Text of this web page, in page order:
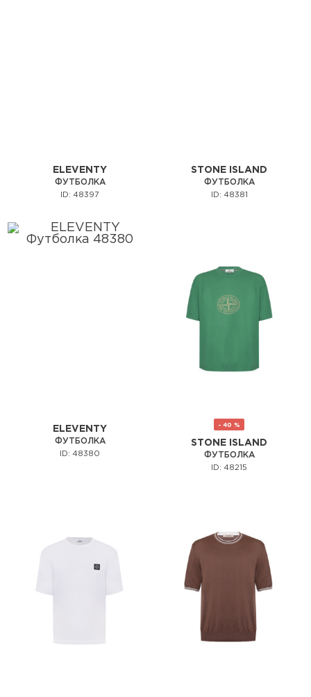
ELEVENTY
ФУТБОЛКА
ID: 48397
STONE ISLAND
ФУТБОЛКА
ID: 48381
ELEVENTY
ФУТБОЛКА
ID: 48380
- 40 %
STONE ISLAND
ФУТБОЛКА
ID: 48215